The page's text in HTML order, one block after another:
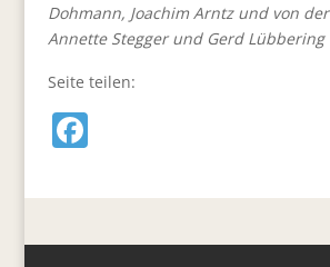
Dohmann, Joachim Arntz und von
Annette Stegger und Gerd Lübbering
Seite teilen:
F
c
e